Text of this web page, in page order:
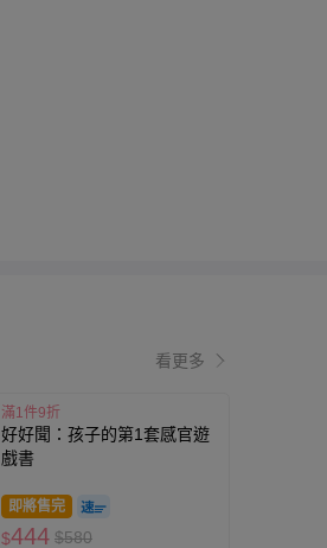
看更多
滿1件9折
好好聞：孩子的第1套感官遊
戲書
即將售完
$444 $580